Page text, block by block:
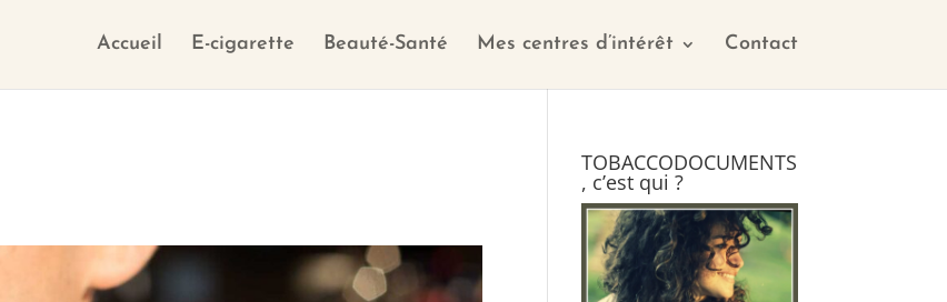
Accueil E-cigarette Beauté-Santé Mes centres d’intérêt Contact
TOBACCODOCUMENTS
, c’est qui ?